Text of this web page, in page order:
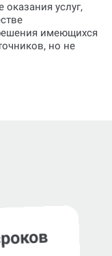
оказания услуг,
имеющихся
но не